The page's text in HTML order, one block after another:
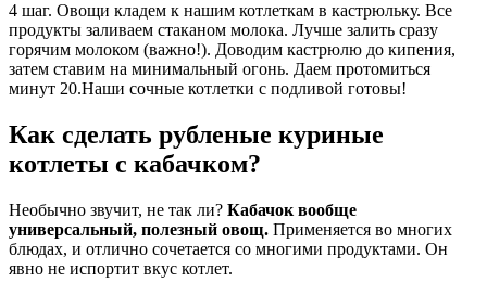
4 шаг. Овощи кладем к нашим котлеткам в кастрюльку. Все
продукты заливаем стаканом молока. Лучше залить сразу
горячим молоком (важно!). Доводим кастрюлю до кипения,
затем ставим на минимальный огонь. Даем протомиться
минут 20.Наши сочные котлетки с подливой готовы!
Как сделать рубленые куриные
котлеты с кабачком?
Необычно звучит, не так ли? Кабачок вообще
универсальный, полезный овощ. Применяется во многих
блюдах, и отлично сочетается со многими продуктами. Он
явно не испортит вкус котлет.